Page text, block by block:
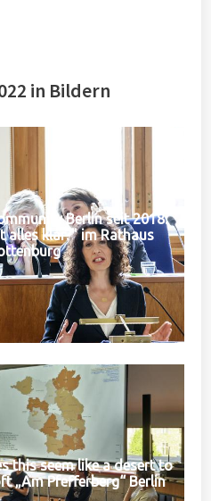
in Bildern
Berlin seit 2018:
alles klar?" im Rathaus
this seem like a desert to
„Am Pfefferberg“ Berlin